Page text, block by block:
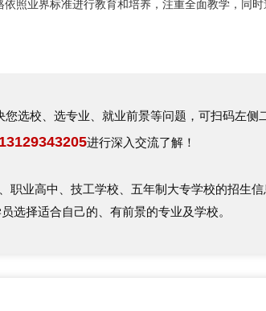
依照业界标准进行教育和培养，注重全面教学，同
您选校、选专业、就业前景等问题，可扫码左侧
13129343205进行深入交流了解！
职业高中、技工学校、五年制大专学校的招生
选择适合自己的、有前景的专业及学校。